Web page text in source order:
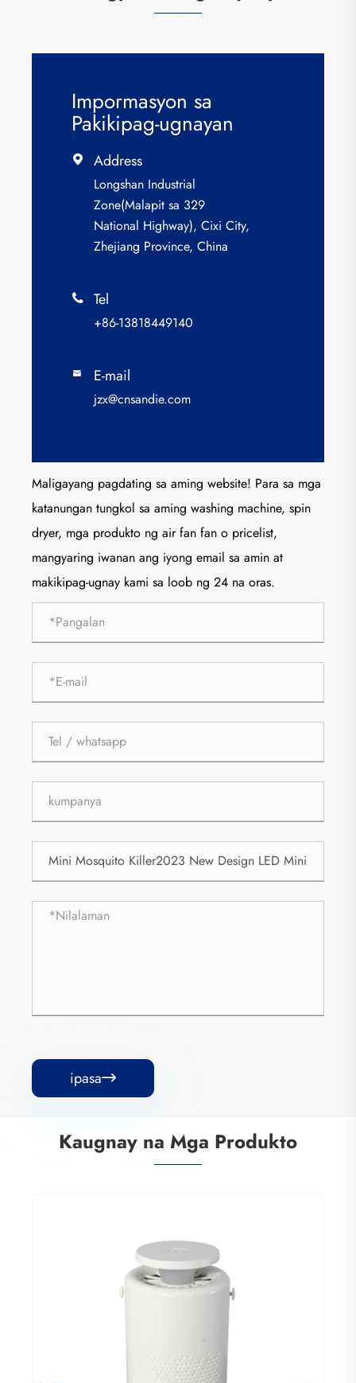
Impormasyon sa
Pakikipag-ugnayan
 Address
Longshan Industrial
Zone(Malapit sa 329
National Highway), Cixi City,
Zhejiang Province, China
 Tel
+86-13818449140
 E-mail
jzx@cnsandie.com
Maligayang pagdating sa aming website! Para sa mga
katanungan tungkol sa aming washing machine, spin
dryer, mga produkto ng air fan fan o pricelist,
mangyaring iwanan ang iyong email sa amin at
makikipag-ugnay kami sa loob ng 24 na oras.
ipasa
Kaugnay na Mga Produkto